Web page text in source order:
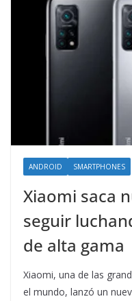
ANDROID SMARTPHONES
Xiaomi saca
seguir
de alta gama
Xiaomi, una de las
el mundo, lanzó un